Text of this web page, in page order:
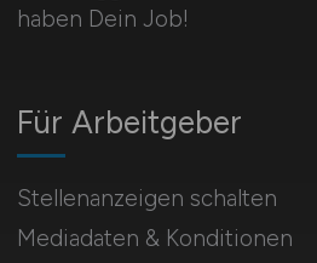
haben Dein Job!
Für Arbeitgeber
Stellenanzeigen schalten
Mediadaten & Konditionen